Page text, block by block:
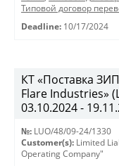
Типовой договор
Deadline: 10/17/2024
КТ «Поставка
Flare Industries»
03.10.2024 -
№: LUO/48/09-24/1330
Customer(s): Limited
Operating Company"